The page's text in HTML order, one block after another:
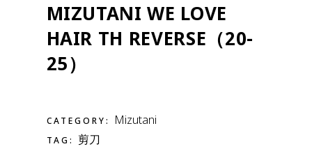
MIZUTANI WE LOVE
HAIR TH REVERSE（20-
25）
CATEGORY: Mizutani
TAG: 剪刀